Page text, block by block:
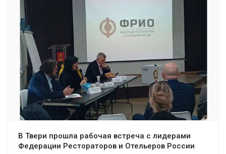
В Твери прошла рабочая встреча с лидерами
Федерации Рестораторов и Отельеров России